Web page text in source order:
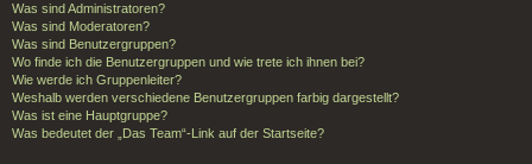
Was sind Administratoren?
Was sind Moderatoren?
Was sind Benutzergruppen?
Wo finde ich die Benutzergruppen und wie trete ich ihnen bei?
Wie werde ich Gruppenleiter?
Weshalb werden verschiedene Benutzergruppen farbig dargestellt?
Was ist eine Hauptgruppe?
Was bedeutet der „Das Team“-Link auf der Startseite?